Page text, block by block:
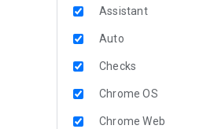
Assistant
Auto
Checks
Chrome OS
Chrome Web